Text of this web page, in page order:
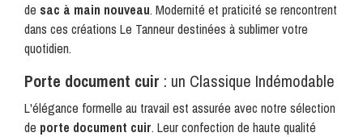
de sac à main nouveau. Modernité et praticité se rencontrent
dans ces créations Le Tanneurdestinées à sublimer votre
quotidien.
Porte document cuir : un Classique Indémodable
L'élégance formelle au travail est assurée avec notre sélection
de porte document cuir. Leur confection de haute qualité